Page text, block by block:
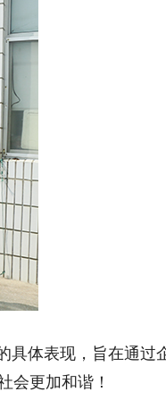
体表现，旨在通过
会更加和谐！